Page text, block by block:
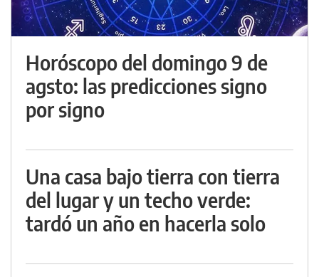
Horóscopo del domingo 9 de
agsto: las predicciones signo
por signo
Una casa bajo tierra con tierra
del lugar y un techo verde:
tardó un año en hacerla solo